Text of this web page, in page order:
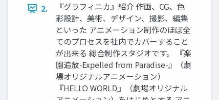
2.
『グラフィニカ』紹介 作画、CG、色
彩設計、美術、デザイン、撮影、編集
といった アニメーション制作のほぼ全
てのプロセスを社内でカバーすること
が出来る 総合制作スタジオです。 『楽
園追放-Expelled from Paradise-』（劇
場オリジナルアニメーション）
『HELLO WORLD』（劇場オリジナル